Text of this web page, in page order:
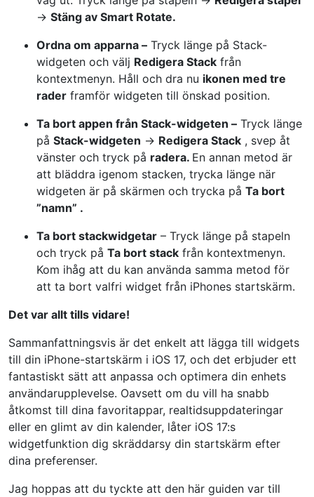
→ Stäng av Smart Rotate.
Ordna om apparna – Tryck länge på Stack-
widgeten och välj Redigera Stack från
kontextmenyn. Håll och dra nu ikonen med tre
rader framför widgeten till önskad position.
Ta bort appen från Stack-widgeten – Tryck länge
på Stack-widgeten → Redigera Stack , svep åt
vänster och tryck på radera. En annan metod är
att bläddra igenom stacken, trycka länge när
widgeten är på skärmen och trycka på Ta bort
”namn” .
Ta bort stackwidgetar – Tryck länge på stapeln
och tryck på Ta bort stack från kontextmenyn.
Kom ihåg att du kan använda samma metod för
att ta bort valfri widget från iPhones startskärm.
Det var allt tills vidare!
Sammanfattningsvis är det enkelt att lägga till widgets
till din iPhone-startskärm i iOS 17, och det erbjuder ett
fantastiskt sätt att anpassa och optimera din enhets
användarupplevelse. Oavsett om du vill ha snabb
åtkomst till dina favoritappar, realtidsuppdateringar
eller en glimt av din kalender, låter iOS 17:s
widgetfunktion dig skräddarsy din startskärm efter
dina preferenser.
Jag hoppas att du tyckte att den här guiden var till